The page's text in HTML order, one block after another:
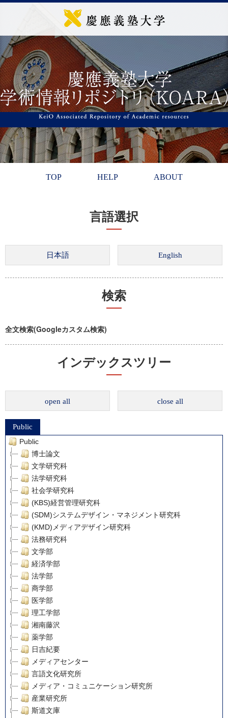
TOP HELP ABOUT
言語選択
検索
全文検索(Googleカスタム検索)
インデックスツリー
open all close all
Public
Public
博士論文
文学研究科
法学研究科
社会学研究科
(KBS)経営管理研究科
(SDM)システムデザイン・マネジメント研究科
(KMD)メディアデザイン研究科
法務研究科
文学部
経済学部
法学部
商学部
医学部
理工学部
湘南藤沢
薬学部
日吉紀要
メディアセンター
言語文化研究所
メディア・コミュニケーション研究所
産業研究所
斯道文庫